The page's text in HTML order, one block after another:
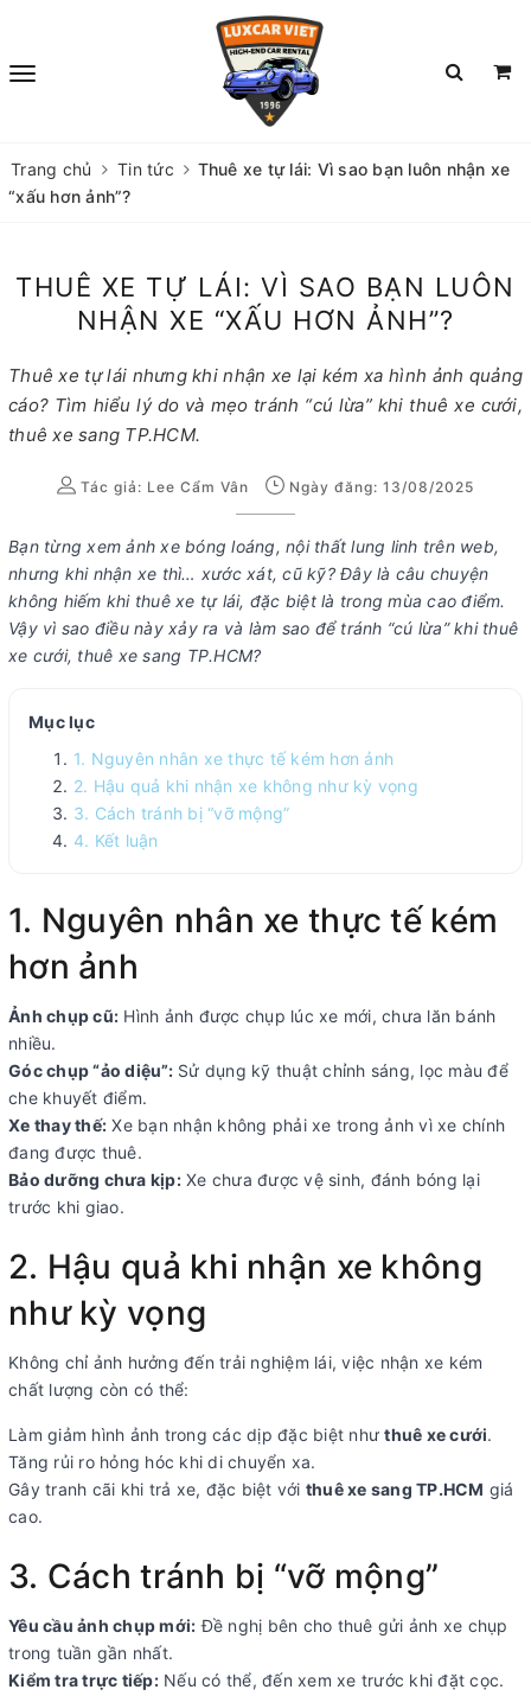
Trang chủ Tin tức
Thuê xe tự lái: Vì sao bạn luôn nhận xe
“xấu hơn ảnh”?
THUÊ XE TỰ LÁI: VÌ SAO BẠN LUÔN
NHẬN XE “XẤU HƠN ẢNH”?
Thuê xe tự lái nhưng khi nhận xe lại kém xa hình ảnh quảng
cáo? Tìm hiểu lý do và mẹo tránh “cú lừa” khi thuê xe cưới,
thuê xe sang TP.HCM.
Tác giả: Lee Cẩm Vân Ngày đăng: 13/08/2025
Bạn từng xem ảnh xe bóng loáng, nội thất lung linh trên web,
nhưng khi nhận xe thì… xước xát, cũ kỹ? Đây là câu chuyện
không hiếm khi thuê xe tự lái, đặc biệt là trong mùa cao điểm.
Vậy vì sao điều này xảy ra và làm sao để tránh “cú lừa” khi thuê
xe cưới, thuê xe sang TP.HCM?
Mục lục
1. Nguyên nhân xe thực tế kém hơn ảnh
2. Hậu quả khi nhận xe không như kỳ vọng
3. Cách tránh bị “vỡ mộng”
4. Kết luận
1. Nguyên nhân xe thực tế kém
hơn ảnh
Ảnh chụp cũ: Hình ảnh được chụp lúc xe mới, chưa lăn bánh
nhiều.
Góc chụp “ảo diệu”:Sử dụng kỹ thuật chỉnh sáng, lọc màu để
che khuyết điểm.
Xe thay thế: Xe bạn nhận không phải xe trong ảnh vì xe chính
đang được thuê.
Bảo dưỡng chưa kịp:Xe chưa được vệ sinh, đánh bóng lại
trước khi giao.
2. Hậu quả khi nhận xe không
như kỳ vọng
Không chỉ ảnh hưởng đến trải nghiệm lái, việc nhận xe kém
chất lượng còn có thể:
Làm giảm hình ảnh trong các dịp đặc biệt nhưthuê xe cưới.
Tăng rủi ro hỏng hóc khi di chuyển xa.
Gây tranh cãi khi trả xe, đặc biệt với thuê xe sang TP.HCM giá
cao.
3. Cách tránh bị “vỡ mộng”
Yêu cầu ảnh chụp mới: Đề nghị bên cho thuê gửi ảnh xe chụp
trong tuần gần nhất.
Kiểm tra trực tiếp:Nếu có thể, đến xem xe trước khi đặt cọc.